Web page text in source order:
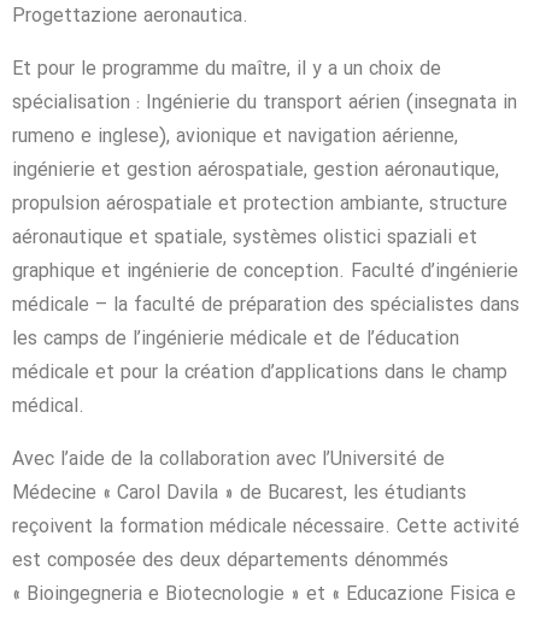
Progettazione aeronautica.
Et pour le programme du maître, il y a un choix de
spécialisation : Ingénierie du transport aérien (insegnata in
rumeno e inglese), avionique et navigation aérienne,
ingénierie et gestion aérospatiale, gestion aéronautique,
propulsion aérospatiale et protection ambiante, structure
aéronautique et spatiale, systèmes olistici spaziali et
graphique et ingénierie de conception. Faculté d’ingénierie
médicale – la faculté de préparation des spécialistes dans
les camps de l’ingénierie médicale et de l’éducation
médicale et pour la création d’applications dans le champ
médical.
Avec l’aide de la collaboration avec l’Université de
Médecine « Carol Davila » de Bucarest, les étudiants
reçoivent la formation médicale nécessaire. Cette activité
est composée des deux départements dénommés
« Bioingegneria e Biotecnologie » et « Educazione Fisica e